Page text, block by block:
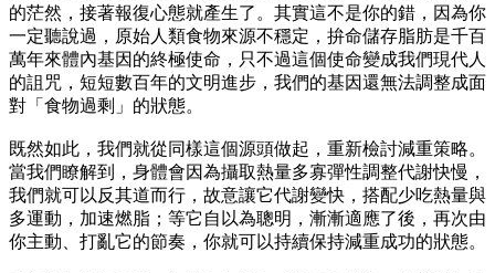
的茫然，接著報復心態就產生了。其實這不是你的錯，因為你
一定聽說過，原始人類食物來源不穩定，拚命儲存脂肪是千百
萬年來體內基因的終極使命，只不過這個使命變成我們現代人
的詛咒，短短數百年的文明進步，我們的基因還無法調整成面
對「食物過剩」的狀態。
既然如此，我們就從同樣這個源頭做起，重新檢討減重策略。
當我們瞭解到，身體會因為攝取熱量多寡彈性調整代謝快慢，
我們就可以反其道而行，故意讓它代謝變快，搭配少吃熱量與
多運動，加速燃脂；等它自以為聰明，漸漸適應了後，再次由
你主動、打亂它的節奏，你就可以持續保持減重成功的狀態。